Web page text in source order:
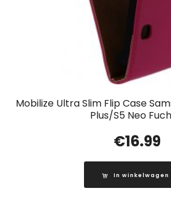
Mobilize Ultra Slim Flip Case
Plus/S5 Neo
€16.99
In winkelwagen